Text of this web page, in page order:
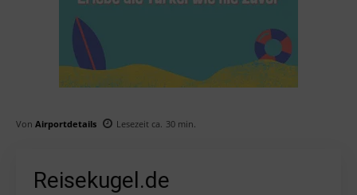
Von Airportdetails Lesezeit ca. 30 min.
Reisekugel.de